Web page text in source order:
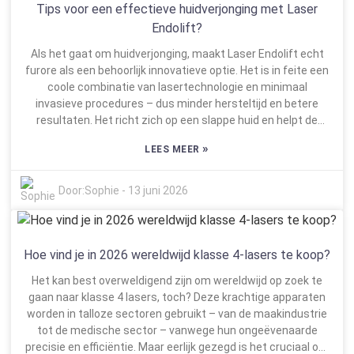
keuze – geloof me, het loont de moeite.
gelukkiger en hun hersteltijd is doorgaans korter. Dat gezegd
hebbende, zijn de resultaten niet voor iedereen hetzelfde.
een verschil maken. Natuurlijk is het niet altijd even
makkelijk. Niet iedereen behaalt dezelfde resultaten, en
leefstijl of het opvolgen van nazorginstructies kan de
effectiviteit sterk beïnvloeden. Het is daarom cruciaal om
open en eerlijk met uw zorgverlener te praten, zodat u een
verrassingen. Door zowel de voordelen als de beperkingen
beter geïnformeerde keuze maken.
Tips voor een effectieve huidverjonging met Laser
Endolift?
Als het gaat om huidverjonging, maakt Laser Endolift echt
furore als een behoorlijk innovatieve optie. Het is in feite een
coole combinatie van lasertechnologie en minimaal
invasieve procedures – dus minder hersteltijd en betere
resultaten. Het richt zich op een slappe huid en helpt de
groot voordeel is. Maar er is iets belangrijks om te
om de techniek precies goed uit te voeren. Als je het
verkeerd doet, kun je ongelijkmatige resultaten krijgen, en
dat wil niemand. Eerlijk gezegd is het essentieel om te
het ook daadwerkelijk doet wat je hoopt. Het stimuleert in
natuurlijke wijze herstelt – best wel gaaf, toch? Uit wat ik
heb gezien en gehoord, lopen de ervaringen van mensen
nogal uiteen. Sommige mensen zien echt indrukwekkende
verbeteringen, terwijl anderen niet helemaal tevreden zijn.
LEES MEER »
Door:Sophie - 13 juni 2026
Hoe vind je in 2026 wereldwijd klasse 4-lasers te koop?
Het kan best overweldigend zijn om wereldwijd op zoek te
gaan naar klasse 4 lasers, toch? Deze krachtige apparaten
worden in talloze sectoren gebruikt – van de maakindustrie
tot de medische sector – vanwege hun ongeëvenaarde
precisie en efficiëntie. Maar eerlijk gezegd is het cruciaal om